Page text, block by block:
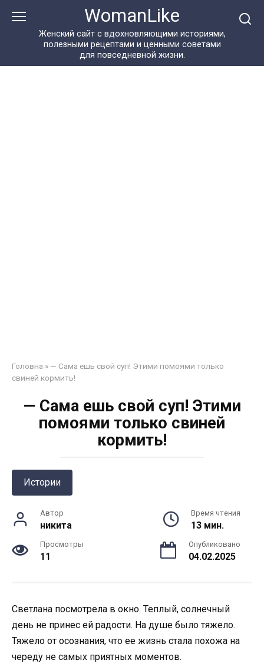
WomanLike
Женский сайт с вдохновляющими историями,
полезными рецептами и ценными советами
для повседневной жизни.
Головна » — Сама ешь свой суп! Этими помоями только
свиней кормить!
— Сама ешь свой суп! Этими
помоями только свиней
кормить!
Истории
Автор
никита
Время чтения
13 мин.
Просмотры
11
Опубликовано
04.02.2025
Светлана посмотрела в окно. Теплый, солнечный
день не принес ей радости. На душе было тяжело.
Тяжело от осознания, что ее жизнь стала похожа на
череду не самых приятных моментов.